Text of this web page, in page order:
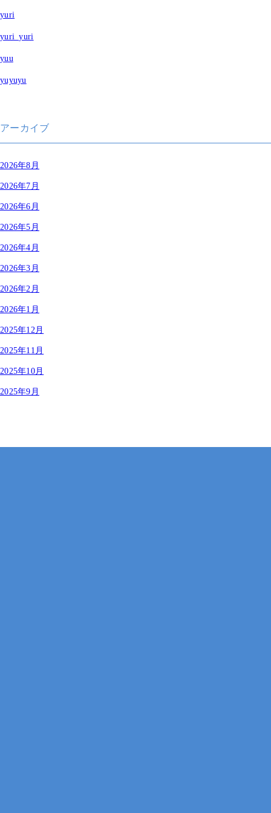
yuri
yuri_yuri
yuu
yuyuyu
アーカイブ
2026年8月
2026年7月
2026年6月
2026年5月
2026年4月
2026年3月
2026年2月
2026年1月
2025年12月
2025年11月
2025年10月
2025年9月